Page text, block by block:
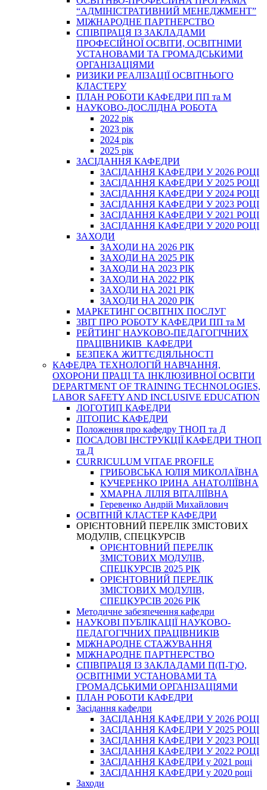
“АДМІНІСТРАТИВНИЙ МЕНЕДЖМЕНТ”
МІЖНАРОДНЕ ПАРТНЕРСТВО
СПІВПРАЦЯ ІЗ ЗАКЛАДАМИ
ПРОФЕСІЙНОЇ ОСВІТИ, ОСВІТНІМИ
УСТАНОВАМИ ТА ГРОМАДСЬКИМИ
ОРГАНІЗАЦІЯМИ
РИЗИКИ РЕАЛІЗАЦІЇ ОСВІТНЬОГО
КЛАСТЕРУ
ПЛАН РОБОТИ КАФЕДРИ ПП та М
НАУКОВО-ДОСЛІДНА РОБОТА
2022 рік
2023 рік
2024 рік
2025 рік
ЗАСІДАННЯ КАФЕДРИ
ЗАСІДАННЯ КАФЕДРИ У 2026 РОЦІ
ЗАСІДАННЯ КАФЕДРИ У 2025 РОЦІ
ЗАСІДАННЯ КАФЕДРИ У 2024 РОЦІ
ЗАСІДАННЯ КАФЕДРИ У 2023 РОЦІ
ЗАСІДАННЯ КАФЕДРИ У 2021 РОЦІ
ЗАСІДАННЯ КАФЕДРИ У 2020 РОЦІ
ЗАХОДИ
ЗАХОДИ НА 2026 РІК
ЗАХОДИ НА 2025 РІК
ЗАХОДИ НА 2023 РІК
ЗАХОДИ НА 2022 РІК
ЗАХОДИ НА 2021 РІК
ЗАХОДИ НА 2020 РІК
МАРКЕТИНГ ОСВІТНІХ ПОСЛУГ
3BIT ПРО РОБОТУ КАФЕДРИ ПП та М
РЕЙТИНГ НАУКОВО-ПЕДАГОГІЧНИХ
ПРАЦІВНИКІВ КАФЕДРИ
БЕЗПЕКА ЖИТТЄДІЯЛЬНОСТІ
КАФЕДРА ТЕХНОЛОГІЙ НАВЧАННЯ,
ОХОРОНИ ПРАЦІ ТА ІНКЛЮЗИВНОЇ ОСВІТИ
DEPARTMENT OF TRAINING TECHNOLOGIES,
LABOR SAFETY AND INCLUSIVE EDUCATION
ЛОГОТИП КАФЕДРИ
ЛІТОПИС КАФЕДРИ
Положення про кафедру ТНОП та Д
ПОСАДОВІ ІНСТРУКЦІЇ КАФЕДРИ ТНОП
та Д
CURRICULUM VITAE PROFILE
ГРИБОВСЬКА ЮЛІЯ МИКОЛАЇВНА
КУЧЕРЕНКО ІРИНА АНАТОЛІЇВНА
ХМАРНА ЛІЛІЯ ВІТАЛІЇВНА
Геревенко Андрій Михайлович
ОСВІТНІЙ КЛАСТЕР КАФЕДРИ
ОРІЄНТОВНИЙ ПЕРЕЛІК ЗМІСТОВИХ
МОДУЛІВ, СПЕЦКУРСІВ
ОРІЄНТОВНИЙ ПЕРЕЛІК
ЗМІСТОВИХ МОДУЛІВ,
СПЕЦКУРСІВ 2025 РІК
ОРІЄНТОВНИЙ ПЕРЕЛІК
ЗМІСТОВИХ МОДУЛІВ,
СПЕЦКУРСІВ 2026 РІК
Методичне забезпечення кафедри
НАУКОВІ ПУБЛІКАЦІЇ НАУКОВО-
ПЕДАГОГІЧНИХ ПРАЦІВНИКІВ
МІЖНАРОДНЕ СТАЖУВАННЯ
МІЖНАРОДНЕ ПАРТНЕРСТВО
СПІВПРАЦЯ ІЗ ЗАКЛАДАМИ П(П-Т)О,
ОСВІТНІМИ УСТАНОВАМИ ТА
ГРОМАДСЬКИМИ ОРГАНІЗАЦІЯМИ
ПЛАН РОБОТИ КАФЕДРИ
Засідання кафедри
ЗАСІДАННЯ КАФЕДРИ У 2026 РОЦІ
ЗАСІДАННЯ КАФЕДРИ У 2025 РОЦІ
ЗАСІДАННЯ КАФЕДРИ У 2023 РОЦІ
ЗАСІДАННЯ КАФЕДРИ У 2022 РОЦІ
ЗАСІДАННЯ КАФЕДРИ у 2021 році
ЗАСІДАННЯ КАФЕДРИ у 2020 році
Заходи